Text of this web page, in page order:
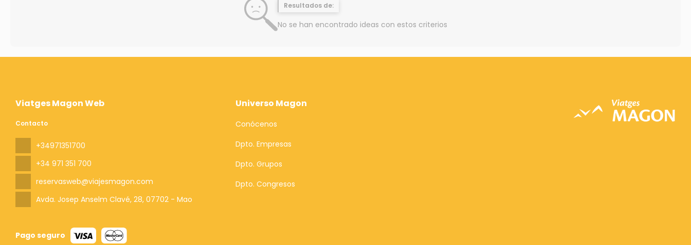
Resultados de:
No se han encontrado ideas con estos criterios
Viatges Magon Web
Contacto
+34971351700
+34 971 351 700
reservasweb@viajesmagon.com
Avda. Josep Anselm Clavé, 28, 07702 - Mao
Pago seguro
Universo Magon
Conócenos
Dpto. Empresas
Dpto. Grupos
Dpto. Congresos